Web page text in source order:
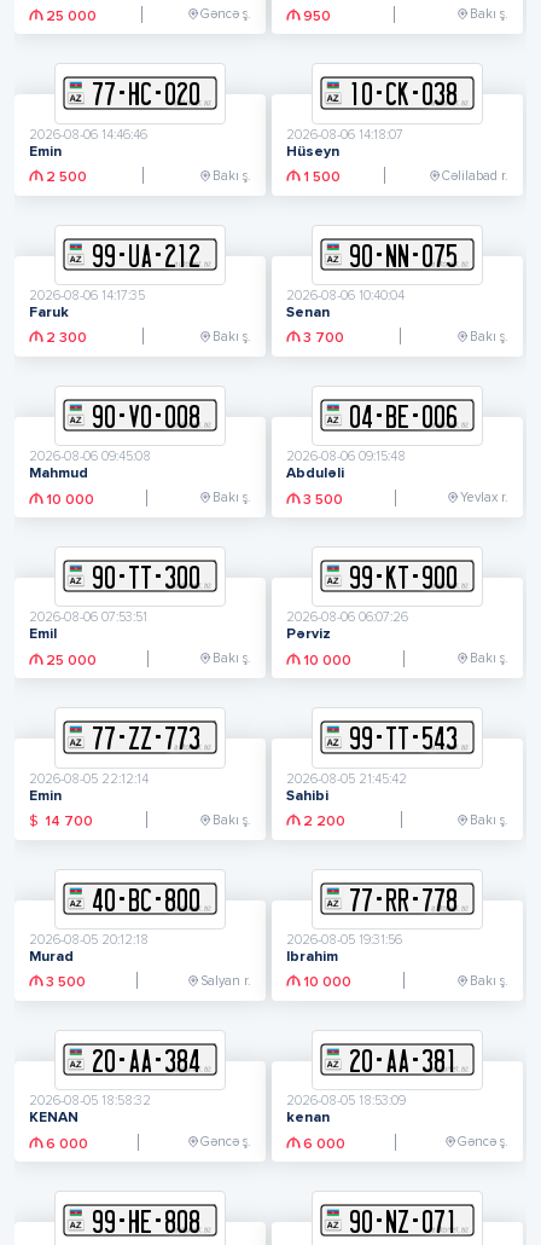
25 000
Gəncə ş.
950
Bakı ş.
77- HC-020
2026-08-06 14:46:46
Emin
2 500
Bakı ş.
10-CK-038
2026-08-06 14:18:07
Hüseyn
1 500
Cəlilabad r.
99-UA-212
2026-08-06 14:17:35
Faruk
2 300
Bakı ş.
90-NN -075
2026-08-06 10:40:04
Senan
3 700
Bakı ş.
90-VO-008
2026-08-06 09:45:08
Mahmud
10 000
Bakı ş.
04-BE-006
2026-08-06 09:15:48
Abduləli
3 500
Yevlax r.
90-TT-300
2026-08-06 07:53:51
Emil
25 000
Bakı ş.
99- KT-900
2026-08-06 06:07:26
Pərviz
10 000
Bakı ş.
77-ZZ-773
2026-08-05 22:12:14
Emin
$ 14 700 Bakı ş.
99-TT-543
2026-08-05 21:45:42
Sahibi
2 200
Bakı ş.
40-BC-800
2026-08-05 20:12:18
Murad
3 500
Salyan r.
77-RR-778
2026-08-05 19:31:56
Ibrahim
10 000
Bakı ş.
20-AA-384
2026-08-05 18:58:32
KENAN
6 000
Gəncə ş.
20-AA-381
2026-08-05 18:53:09
kenan
6 000
Gəncə ş.
99- H E-808 90- NZ-071